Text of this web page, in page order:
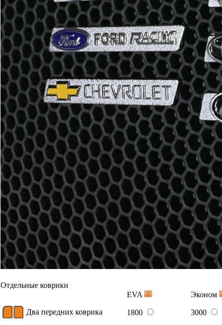
Отдельные коврики
EVA
Эконом
Два передних коврика 1800 3000